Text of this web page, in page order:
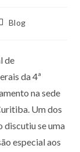
Blog
de
da 4ª
na sede
Um dos
discutiu se uma
especial aos